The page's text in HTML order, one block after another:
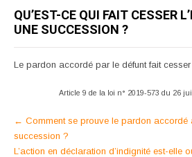
QU’EST-CE QUI FAIT CESSER
UNE SUCCESSION ?
Le pardon accordé par le défunt fait cesser
Article 9 de la loi n° 2019-573 du 26
Post
navigation
← Comment se prouve le pardon accordé
succession ?
L’action en déclaration d’indignité est-elle